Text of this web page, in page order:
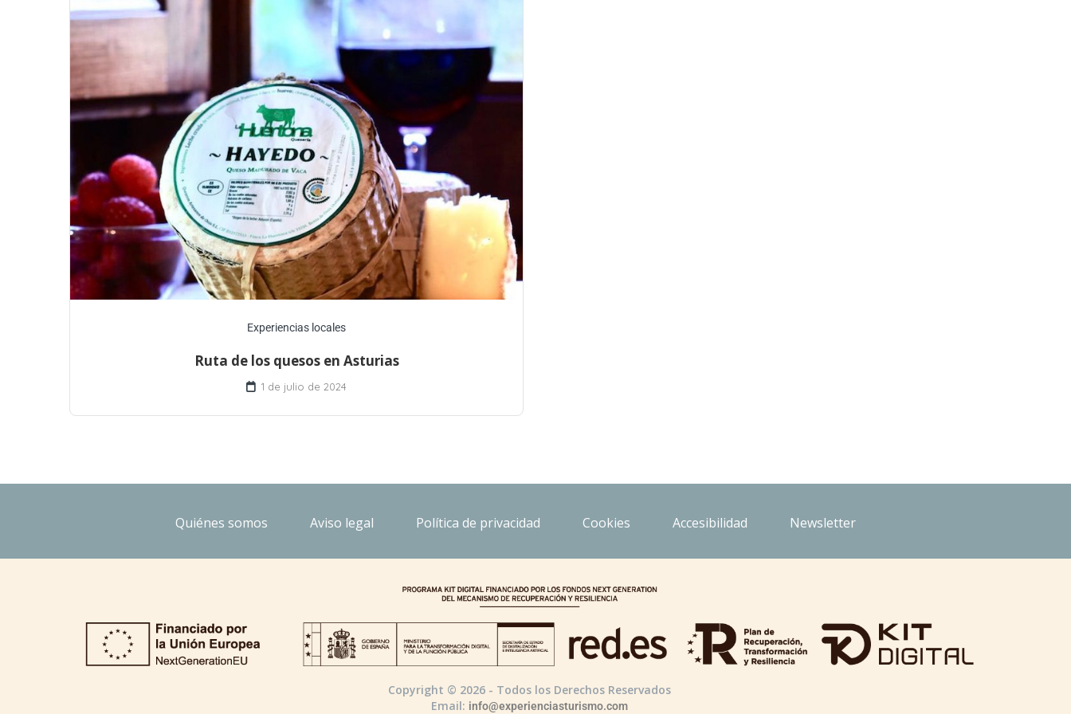
Experiencias locales
Ruta de los quesos en Asturias
1 de julio de 2024
Quiénes somos Aviso legal Política de privacidad Cookies Accesibilidad Newsletter
Copyright © 2026 - Todos los Derechos Reservados
Email: info@experienciasturismo.com